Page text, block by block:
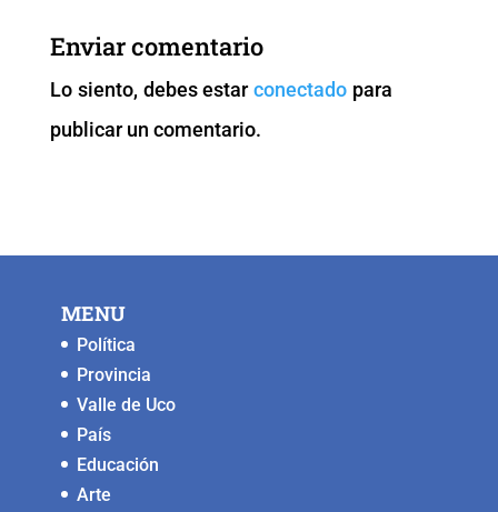
b
o
o
k
A
p
p k
er
Enviar comentario
Lo siento, debes estarconectado para
publicar un comentario.
MENU
Política
Provincia
Valle de Uco
País
Educación
Arte